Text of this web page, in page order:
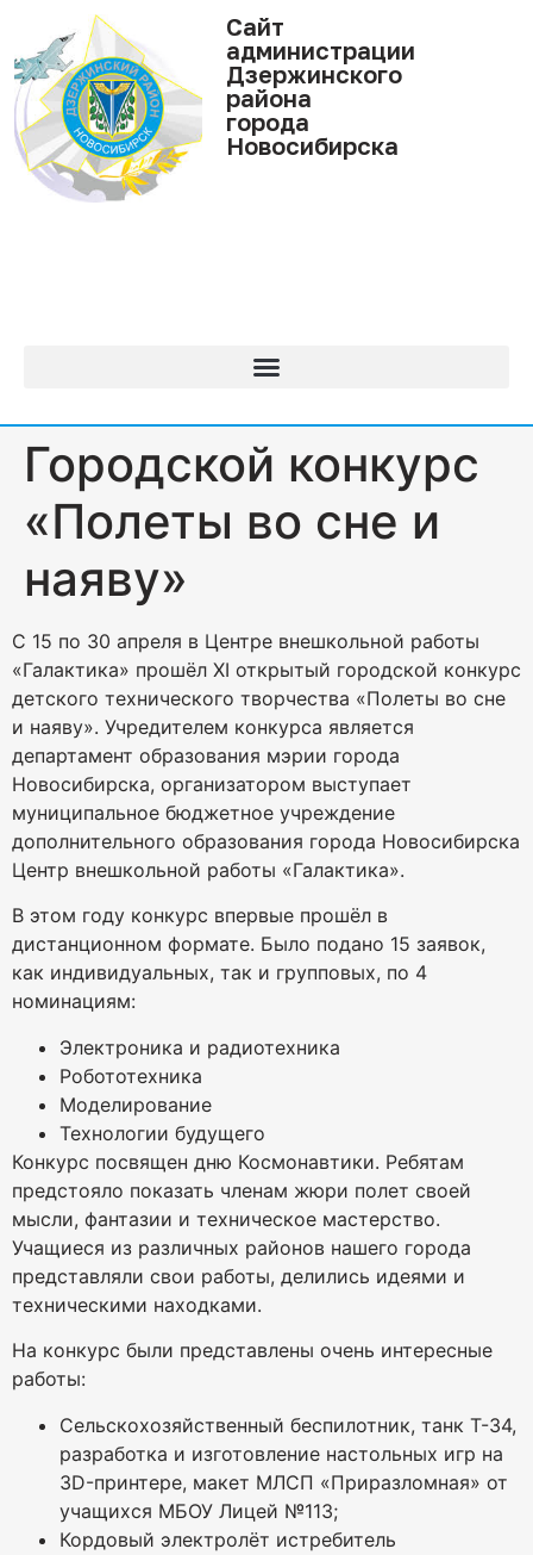
Cайт
администрации
Дзержинского
района
города
Новосибирска
Городской конкурс
«Полеты во сне и
наяву»
С 15 по 30 апреля в Центре внешкольной работы
«Галактика» прошёл XI открытый городской конкурс
детского технического творчества «Полеты во сне
и наяву». Учредителем конкурса является
департамент образования мэрии города
Новосибирска, организатором выступает
муниципальное бюджетное учреждение
дополнительного образования города Новосибирска
Центр внешкольной работы «Галактика».
В этом году конкурс впервые прошёл в
дистанционном формате. Было подано 15 заявок,
как индивидуальных, так и групповых, по 4
номинациям:
Электроника и радиотехника
Робототехника
Моделирование
Технологии будущего
Конкурс посвящен дню Космонавтики. Ребятам
предстояло показать членам жюри полет своей
мысли, фантазии и техническое мастерство.
Учащиеся из различных районов нашего города
представляли свои работы, делились идеями и
техническими находками.
На конкурс были представлены очень интересные
работы:
Сельскохозяйственный беспилотник, танк Т-34,
разработка и изготовление настольных игр на
3D-принтере, макет МЛСП «Приразломная» от
учащихся МБОУ Лицей №113;
Кордовый электролёт истребитель